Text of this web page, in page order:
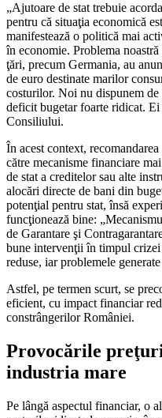
„Ajutoare de stat trebuie
pentru că situaţia economică
manifestează o politică mai
în economie. Problema
ţări, precum Germania, au
de euro destinate marilor
costurilor. Noi nu dispunem de
deficit bugetar foarte ridicat.
Consiliului.
În acest context,
către mecanisme financiare
de stat a creditelor sau alte
alocări directe de bani din
potenţial pentru stat, însă
funcţionează bine:
de Garantare şi
bune intervenţii în timpul
reduse, iar problemele
Astfel, pe termen scurt, se
eficient, cu impact financiar
constrângerilor României.
Provocările
industria mare
Pe lângă aspectul financiar, o